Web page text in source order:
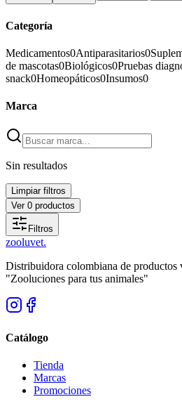
Categoría
Medicamentos0Antiparasitarios0
de mascotas0Biológicos0Pruebas
snack0Homeopáticos0Insumos0
Marca
Sin resultados
Limpiar filtros
Ver 0 productos
Filtros
zooluvet.
Distribuidora colombiana de productos
"Zooluciones para tus animales"
Catálogo
Tienda
Marcas
Promociones